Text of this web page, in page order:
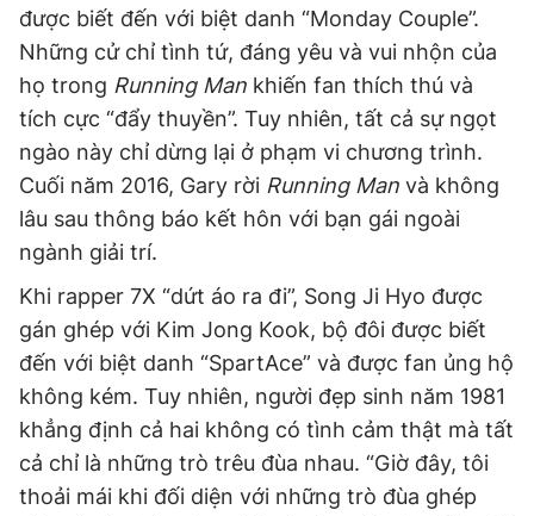
được biết đến với biệt danh “Monday Couple”.
Những cử chỉ tình tứ, đáng yêu và vui nhộn của
họ trong Running Man khiến fan thích thú và
tích cực “đẩy thuyền”. Tuy nhiên, tất cả sự ngọt
ngào này chỉ dừng lại ở phạm vi chương trình.
Cuối năm 2016, Gary rời Running Man và không
lâu sau thông báo kết hôn với bạn gái ngoài
ngành giải trí.
Khi rapper 7X “dứt áo ra đi”, Song Ji Hyo được
gán ghép với Kim Jong Kook, bộ đôi được biết
đến với biệt danh “SpartAce” và được fan ủng hộ
không kém. Tuy nhiên, người đẹp sinh năm 1981
khẳng định cả hai không có tình cảm thật mà tất
cả chỉ là những trò trêu đùa nhau. “Giờ đây, tôi
thoải mái khi đối diện với những trò đùa ghép